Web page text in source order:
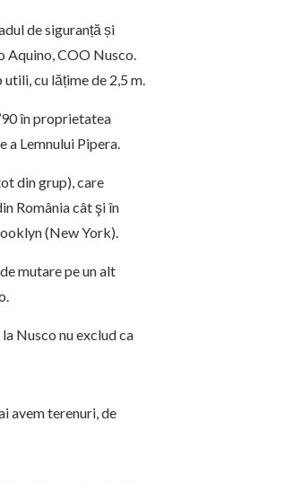
de siguranță și
COO Nusco.
cu lățime de 2,5 m.
în proprietatea
Lemnului Pipera.
din grup), care
România cât şi în
(New York).
mutare pe un alt
Nusco nu exclud ca
avem terenuri, de